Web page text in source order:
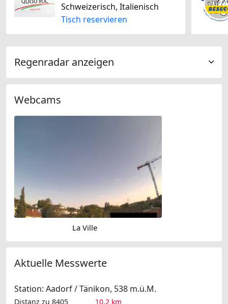
Schweizerisch, Italienisch
Tisch reservieren
Regenradar anzeigen
Webcams
La Ville
Aktuelle Messwerte
Station: Aadorf / Tänikon, 538 m.ü.M.
Distanz zu 8405
10.2 km